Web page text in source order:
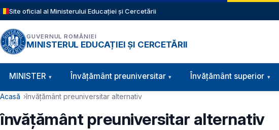
Sari la conținutul principal
Site oficial al Ministerului Educației și Cercetării
GUVERNUL ROMÂNIEI
MINISTERUL EDUCAȚIEI ȘI CERCETĂRII
Navigație principală
MINISTER Învăţământ preuniversitar Învățământ superior
Cale de navigare
Acasă învățământ preuniversitar alternativ
învățământ preuniversitar alternativ